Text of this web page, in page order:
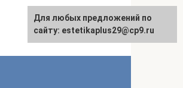
Для любых предложений по
сайту: estetikaplus29@cp9.ru